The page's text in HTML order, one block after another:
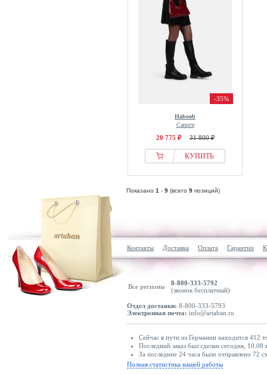
-35%
Haboob
Сапоги
20 775 ₽ 31 800 ₽
КУПИТЬ
Показано 1 - 9 (всего 9 позиций)
Контакты Доставка Оплата Гарантии
Все регионы
8-800-333-5792
(звонок бесплатный)
Отдел доставки: 8-800-333-5793
Электронная почта: info@artaban.ru
Сейчас в пути из Германии находится 412
Последний заказ был сделан сегодня,
За последние 24 часа было отправлено 72
Полная статистика нашей работы